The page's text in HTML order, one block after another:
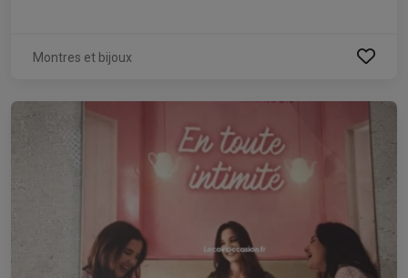
Montres et bijoux